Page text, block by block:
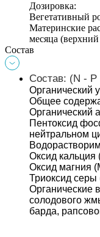
Дозировка:
Вегетативный
Материнские
месяца
Состав
Состав: (N - P
Органический
Общее
Органический
Пентоксид
нейтральном
Оксид кальция
Оксид магния
Триоксид серы
Органические
солодового
барда,